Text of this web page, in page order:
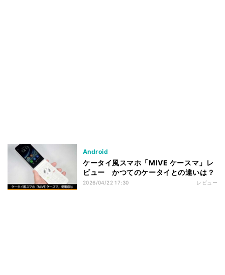
Android
ケータイ風スマホ「MIVE ケースマ」レ
ビュー かつてのケータイとの違いは？
2026/04/22 17:30 レビュー